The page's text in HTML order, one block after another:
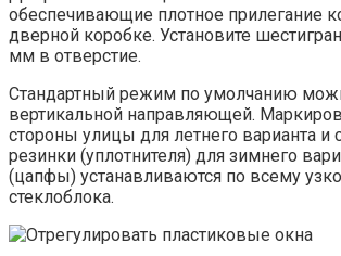
обеспечивающие плотное прилегание
дверной коробке. Установите
мм в отверстие.
Стандартный режим по умолчанию
вертикальной направляющей.
стороны улицы для летнего варианта и
резинки (уплотнителя) для зимнего
(цапфы) устанавливаются по всему
стеклоблока.